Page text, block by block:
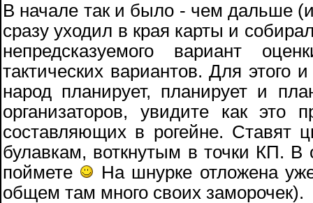
В начале так и было - чем дальше
сразу уходил в края карты и
непредсказуемого вариант
тактических вариантов. Для этого
народ планирует, планирует и
организаторов, увидите как это
составляющих в рогейне. Ставят
булавкам, воткнутым в точки КП.
поймете
На шнурке отложена
общем там много своих заморочек).